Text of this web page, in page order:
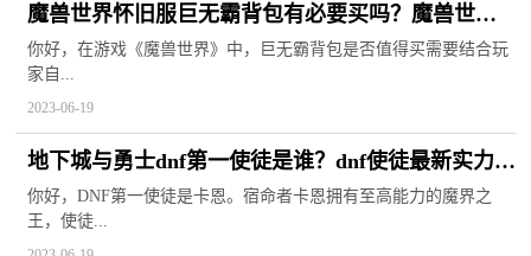
魔兽世界怀旧服巨无霸背包有必要买吗？魔兽世界
怀旧服巨无霸背包在哪里买？
你好，在游戏《魔兽世界》中，巨无霸背包是否值得买需要结合玩
家自...
2023-06-19
地下城与勇士dnf第一使徒是谁？dnf使徒最新实力排
名一览
你好，DNF第一使徒是卡恩。宿命者卡恩拥有至高能力的魔界之
王，使徒...